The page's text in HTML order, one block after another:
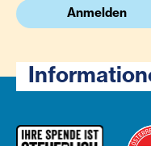
Anmelden